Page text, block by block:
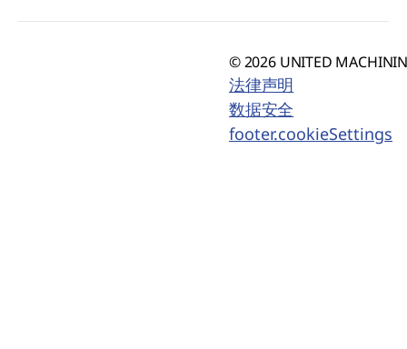
© 2026 UNITED
法律声明
数据安全
footer.cookieSettings